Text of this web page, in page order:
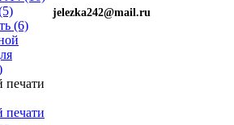
(6)
печати
печати
jelezka242@mail.ru